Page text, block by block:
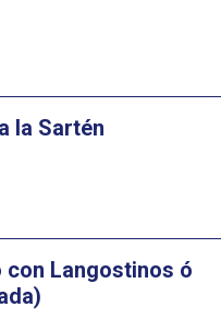
la Sartén
Langostinos ó